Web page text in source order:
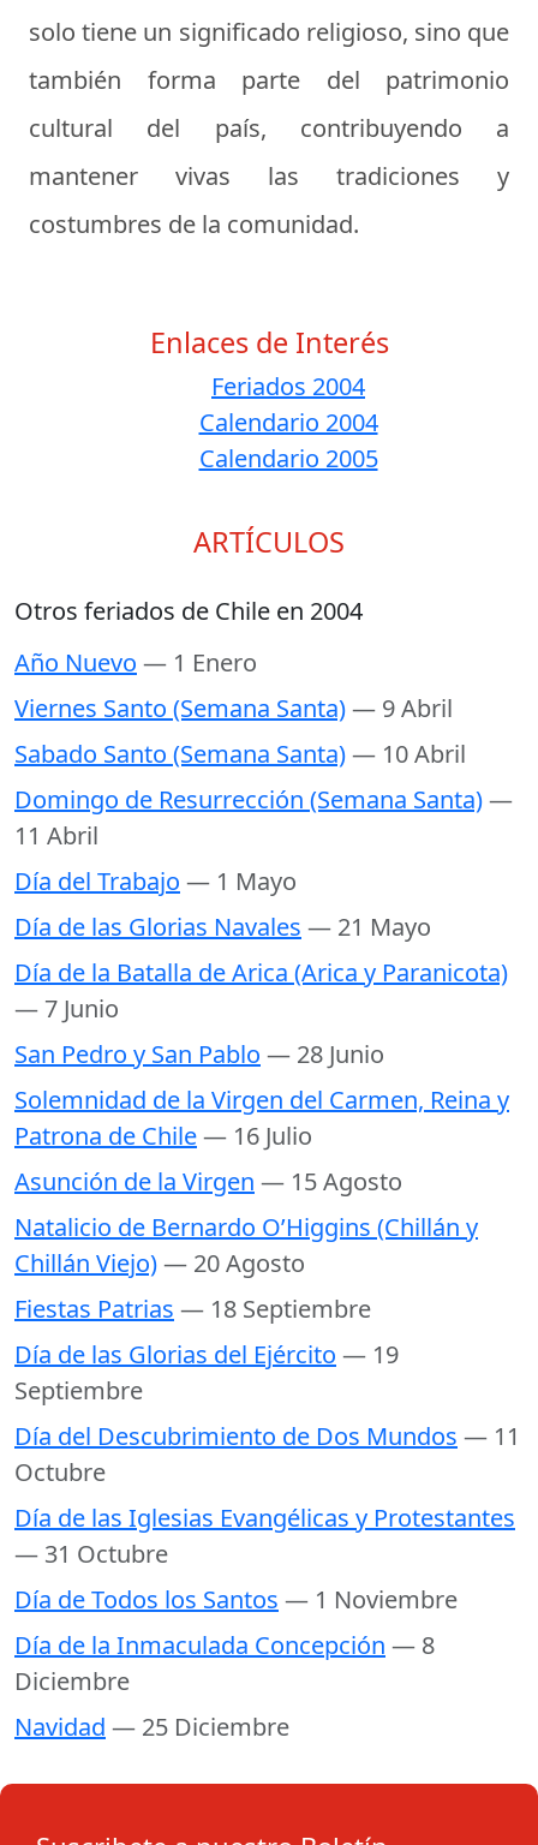
solo tiene un significado religioso, sino que
también forma parte del patrimonio
cultural del país, contribuyendo a
mantener vivas las tradiciones y
costumbres de la comunidad.
Enlaces de Interés
Feriados 2004
Calendario 2004
Calendario 2005
ARTÍCULOS
Otros feriados de Chile en 2004
Año Nuevo — 1 Enero
Viernes Santo (Semana Santa)— 9 Abril
Sabado Santo (Semana Santa)— 10 Abril
Domingo de Resurrección (Semana Santa)—
11 Abril
Día del Trabajo — 1 Mayo
Día de las Glorias Navales — 21 Mayo
Día de la Batalla de Arica (Arica y Paranicota)
— 7 Junio
San Pedro y San Pablo — 28 Junio
Solemnidad de la Virgen del Carmen, Reina y
Patrona de Chile— 16 Julio
Asunción de la Virgen — 15 Agosto
Natalicio de Bernardo O’Higgins (Chillán y
Chillán Viejo)— 20 Agosto
Fiestas Patrias — 18 Septiembre
Día de las Glorias del Ejército — 19
Septiembre
Día del Descubrimiento de Dos Mundos — 11
Octubre
Día de las Iglesias Evangélicas y Protestantes
— 31 Octubre
Día de Todos los Santos — 1 Noviembre
Día de la Inmaculada Concepción — 8
Diciembre
Navidad — 25 Diciembre